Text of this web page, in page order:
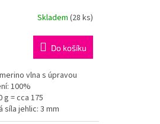
Skladem (28 ks)
Do košíku
vlna s úpravou
100%
g = cca 175
jehlic: 3 mm